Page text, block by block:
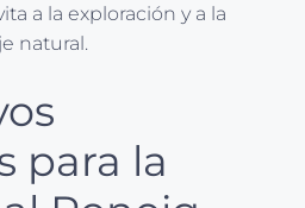
a la exploración y a la
natural.
para la